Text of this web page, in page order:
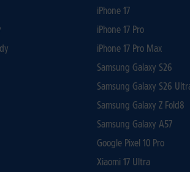
iPhone 17
iPhone 17 Pro
iPhone 17 Pro Max
Samsung Galaxy S26
Samsung Galaxy S26
Samsung Galaxy Z Fold8
Samsung Galaxy A57
Google Pixel 10 Pro
Xiaomi 17 Ultra